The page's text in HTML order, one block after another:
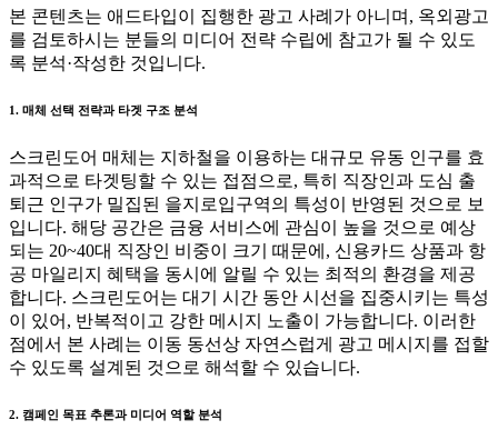
본 콘텐츠는 애드타입이 집행한 광고 사례가 아니며, 옥외광고
를 검토하시는 분들의 미디어 전략 수립에 참고가 될 수 있도
록 분석·작성한 것입니다.
1. 매체 선택 전략과 타겟 구조 분석
스크린도어 매체는 지하철을 이용하는 대규모 유동 인구를 효
과적으로 타겟팅할 수 있는 접점으로, 특히 직장인과 도심 출
퇴근 인구가 밀집된 을지로입구역의 특성이 반영된 것으로 보
입니다. 해당 공간은 금융 서비스에 관심이 높을 것으로 예상
되는 20~40대 직장인 비중이 크기 때문에, 신용카드 상품과 항
공 마일리지 혜택을 동시에 알릴 수 있는 최적의 환경을 제공
합니다. 스크린도어는 대기 시간 동안 시선을 집중시키는 특성
이 있어, 반복적이고 강한 메시지 노출이 가능합니다. 이러한
점에서 본 사례는 이동 동선상 자연스럽게 광고 메시지를 접할
수 있도록 설계된 것으로 해석할 수 있습니다.
2. 캠페인 목표 추론과 미디어 역할 분석